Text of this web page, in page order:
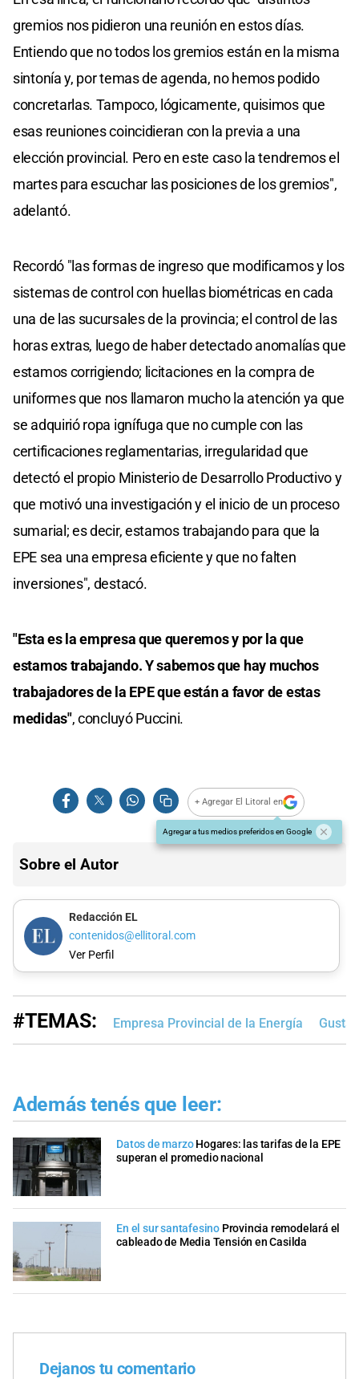
gremios nos pidieron una reunión en estos días.
Entiendo que no todos los gremios están en la misma
sintonía y, por temas de agenda, no hemos podido
concretarlas. Tampoco, lógicamente, quisimos que
esas reuniones coincidieran con la previa a una
elección provincial. Pero en este caso la tendremos el
martes para escuchar las posiciones de los gremios",
adelantó.
Recordó "las formas de ingreso que modificamos y los
sistemas de control con huellas biométricas en cada
una de las sucursales de la provincia; el control de las
horas extras, luego de haber detectado anomalías que
estamos corrigiendo; licitaciones en la compra de
uniformes que nos llamaron mucho la atención ya que
se adquirió ropa ignífuga que no cumple con las
certificaciones reglamentarias, irregularidad que
detectó el propio Ministerio de Desarrollo Productivo y
que motivó una investigación y el inicio de un proceso
sumarial; es decir, estamos trabajando para que la
EPE sea una empresa eficiente y que no falten
inversiones", destacó.
"Esta es la empresa que queremos y por la que
estamos trabajando. Y sabemos que hay muchos
trabajadores de la EPEque están a favor de estas
medidas", concluyó Puccini.
+ Agregar El Litoral en
Agregar a tus medios preferidos en Google
Sobre el Autor
Redacción EL
contenidos@ellitoral.com
Ver Perfil
#TEMAS: Empresa Provincial de la Energía
Además tenés que leer:
Datos de marzo Hogares: las tarifas de la EPE
superan el promedio nacional
En el sur santafesino Provincia remodelará el
cableado de Media Tensión en Casilda
Dejanos tu comentario